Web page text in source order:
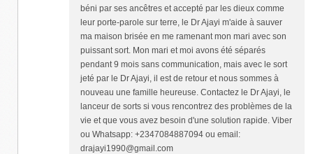
béni par ses ancêtres et accepté par les dieux comme
leur porte-parole sur terre, le Dr Ajayi m'aide à sauver
ma maison brisée en me ramenant mon mari avec son
puissant sort. Mon mari et moi avons été séparés
pendant 9 mois sans communication, mais avec le sort
jeté par le Dr Ajayi, il est de retour et nous sommes à
nouveau une famille heureuse. Contactez le Dr Ajayi, le
lanceur de sorts si vous rencontrez des problèmes de la
vie et que vous avez besoin d'une solution rapide. Viber
ou Whatsapp: +2347084887094 ou email:
drajayi1990@gmail.com